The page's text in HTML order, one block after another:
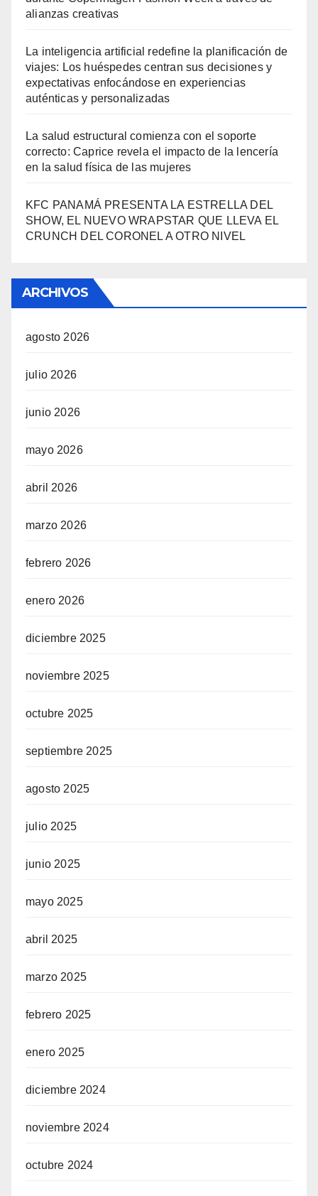
alianzas creativas
La inteligencia artificial redefine la planificación de
viajes: Los huéspedes centran sus decisiones y
expectativas enfocándose en experiencias
auténticas y personalizadas
La salud estructural comienza con el soporte
correcto: Caprice revela el impacto de la lencería
en la salud física de las mujeres
KFC PANAMÁ PRESENTA LA ESTRELLA DEL
SHOW, EL NUEVO WRAPSTAR QUE LLEVA EL
CRUNCH DEL CORONEL A OTRO NIVEL
ARCHIVOS
agosto 2026
julio 2026
junio 2026
mayo 2026
abril 2026
marzo 2026
febrero 2026
enero 2026
diciembre 2025
noviembre 2025
octubre 2025
septiembre 2025
agosto 2025
julio 2025
junio 2025
mayo 2025
abril 2025
marzo 2025
febrero 2025
enero 2025
diciembre 2024
noviembre 2024
octubre 2024